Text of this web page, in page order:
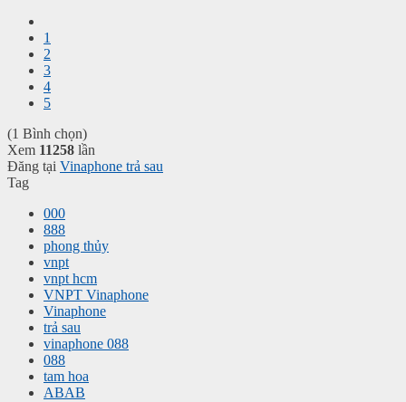
1
2
3
4
5
(1 Bình chọn)
Xem 11258 lần
Đăng tại Vinaphone trả sau
Tag
000
888
phong thủy
vnpt
vnpt hcm
VNPT Vinaphone
Vinaphone
trả sau
vinaphone 088
088
tam hoa
ABAB